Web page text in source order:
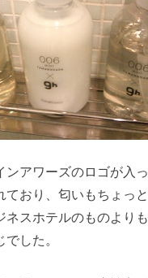
ンアワーズのロゴが入
ており、匂いもちょっ
ネスホテルのものより
した。